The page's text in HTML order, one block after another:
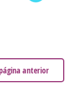
anterior